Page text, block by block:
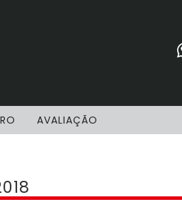
AVALIAÇÃO